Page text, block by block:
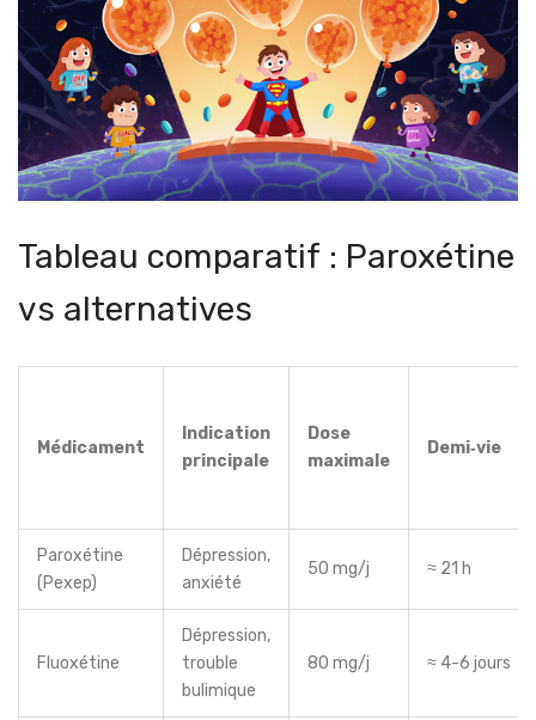
Tableau comparatif : Paroxétine
vs alternatives
Médicament
Indication
principale
Dose
maximale
Demi‑vie
Paroxétine
(Pexep)
Dépression,
anxiété
50 mg/j ≈ 21 h
Fluoxétine
Dépression,
trouble
bulimique
80 mg/j ≈ 4-6 jours